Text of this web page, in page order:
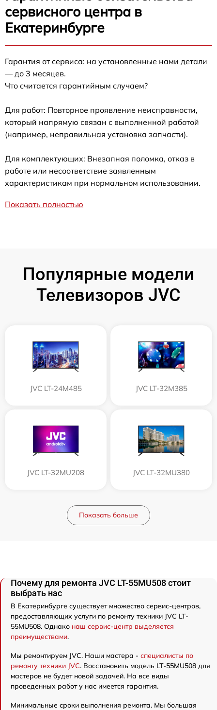
сервисного центра в
Екатеринбурге
Гарантия от сервиса: на установленные нами детали
— до 3 месяцев.
Что считается гарантийным случаем?
Для работ: Повторное проявление неисправности,
который напрямую связан с выполненной работой
(например, неправильная установка запчасти).
Для комплектующих: Внезапная поломка, отказ в
работе или несоответствие заявленным
характеристикам при нормальном использовании.
Показать полностью
Популярные модели
Телевизоров JVC
JVC LT-24M485 JVC LT-32M385
JVC LT-32MU208 JVC LT-32MU380
Показать больше
Почему для ремонта JVC LT-55MU508 стоит
выбрать нас
В Екатеринбурге существует множество сервис-центров,
предоставляющих услуги по ремонту техники JVC LT-
55MU508. Однако наш сервис-центр выделяется
преимуществами.
Мы ремонтируем JVC. Наши мастера - специалисты по
ремонту техники JVC. Восстановить модель LT-55MU508 для
мастеров не будет новой задачей. На все виды
проведенных работ у нас имеется гарантия.
Минимальные сроки выполнения ремонта. Мы большая